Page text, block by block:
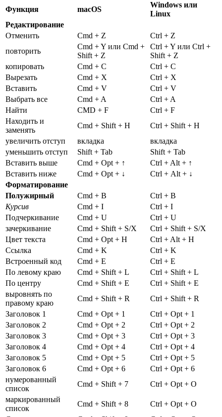
Функция
macOS
Windows или
Linux
Редактирование
Отменить
Cmd + Z
Ctrl + Z
повторить
Cmd + Y или Cmd +
Shift + Z
Ctrl + Y или Ctrl +
Shift + Z
копировать
Cmd + C
Ctrl + C
Вырезать
Cmd + X
Ctrl + X
Вставить
Cmd + V
Ctrl + V
Выбрать все
Cmd + A
Ctrl + A
Найти
CMD + F
Ctrl + F
Находить и
заменять
Cmd + Shift + H
Ctrl + Shift + H
увеличить отступ
вкладка
вкладка
уменьшить отступ
Shift + Tab
Shift + Tab
Вставить выше
Cmd + Opt + ↑
Ctrl + Alt + ↑
Вставить ниже
Cmd + Opt + ↓
Ctrl + Alt + ↓
Форматирование
Полужирный
Cmd + B
Ctrl + B
Курсив
Cmd + I
Ctrl + I
Подчеркивание
Cmd + U
Ctrl + U
зачеркивание
Cmd + Shift + S/X
Ctrl + Shift + S/X
Цвет текста
Cmd + Opt + H
Ctrl + Alt + H
Ссылка
Cmd + K
Ctrl + K
Встроенный код
Cmd + E
Ctrl + E
По левому краю
Cmd + Shift + L
Ctrl + Shift + L
По центру
Cmd + Shift + E
Ctrl + Shift + E
выровнять по
правому краю
Cmd + Shift + R
Ctrl + Shift + R
Заголовок 1
Cmd + Opt + 1
Ctrl + Opt + 1
Заголовок 2
Cmd + Opt + 2
Ctrl + Opt + 2
Заголовок 3
Cmd + Opt + 3
Ctrl + Opt + 3
Заголовок 4
Cmd + Opt + 4
Ctrl + Opt + 4
Заголовок 5
Cmd + Opt + 5
Ctrl + Opt + 5
Заголовок 6
Cmd + Opt + 6
Ctrl + Opt + 6
нумерованный
список
Cmd + Shift + 7
Ctrl + Opt + O
маркированный
список
Cmd + Shift + 8
Ctrl + Opt + O